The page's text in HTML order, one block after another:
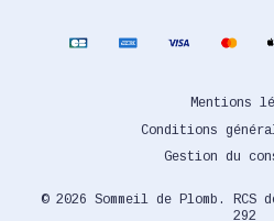
© 2026 Sommeil de Plomb. RCS
292
Mentions
Conditions
Gestion du